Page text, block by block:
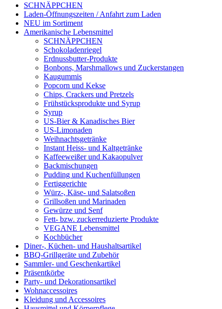
SCHNÄPPCHEN
Laden-Öffnungszeiten / Anfahrt zum Laden
NEU im Sortiment
Amerikanische Lebensmittel
SCHNÄPPCHEN
Schokoladenriegel
Erdnussbutter-Produkte
Bonbons, Marshmallows und Zuckerstangen
Kaugummis
Popcorn und Kekse
Chips, Crackers und Pretzels
Frühstücksprodukte und Syrup
Syrup
US-Bier & Kanadisches Bier
US-Limonaden
Weihnachtsgetränke
Instant Heiss- und Kaltgetränke
Kaffeeweißer und Kakaopulver
Backmischungen
Pudding und Kuchenfüllungen
Fertiggerichte
Würz-, Käse- und Salatsoßen
Grillsoßen und Marinaden
Gewürze und Senf
Fett- bzw. zuckerreduzierte Produkte
VEGANE Lebensmittel
Kochbücher
Diner-, Küchen- und Haushaltsartikel
BBQ-Grillgeräte und Zubehör
Sammler- und Geschenkartikel
Präsentkörbe
Party- und Dekorationsartikel
Wohnaccessoires
Kleidung und Accessoires